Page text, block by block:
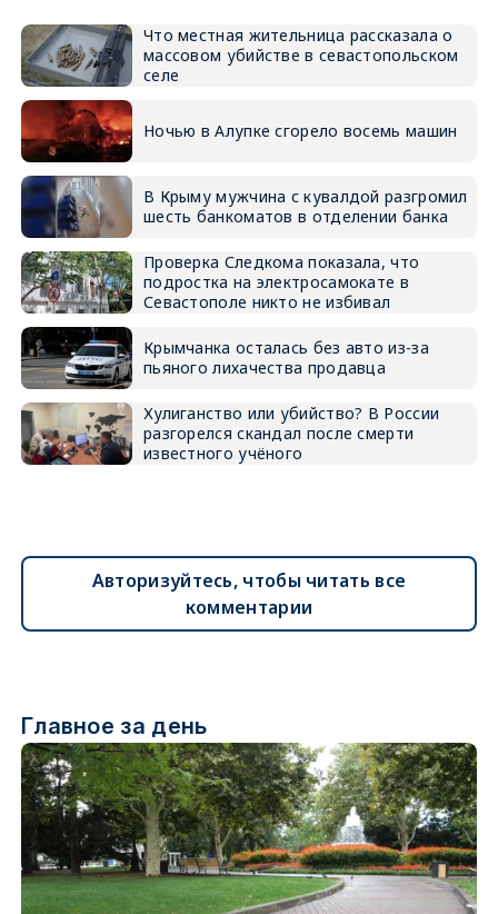
Что местная жительница рассказала о
массовом убийстве в севастопольском
селе
Ночью в Алупке сгорело восемь машин
В Крыму мужчина с кувалдой разгромил
шесть банкоматов в отделении банка
Проверка Следкома показала, что
подростка на электросамокате в
Севастополе никто не избивал
Крымчанка осталась без авто из-за
пьяного лихачества продавца
Хулиганство или убийство? В России
разгорелся скандал после смерти
известного учёного
Авторизуйтесь, чтобы читать все
комментарии
Главное за день